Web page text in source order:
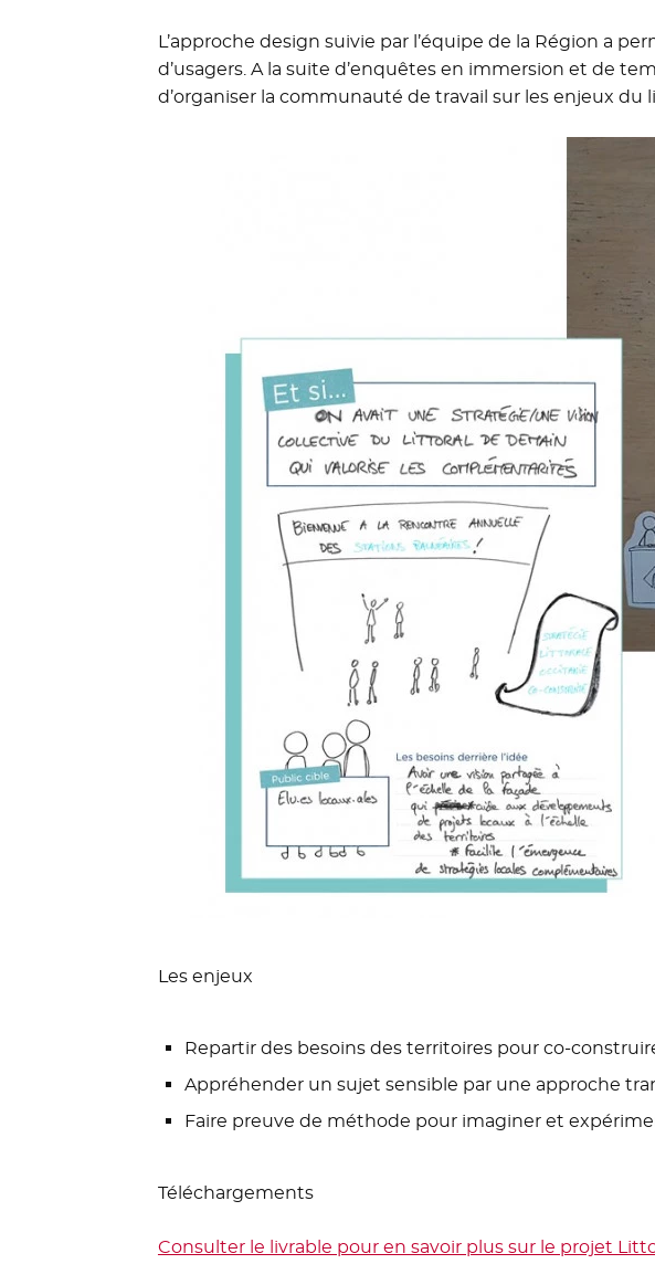
L’approche design suivie par l’équipe de la Région a
d’usagers. A la suite d’enquêtes en immersion et de
d’organiser la communauté de travail sur les enjeux
Les enjeux
Repartir des besoins des territoires pour co-
Appréhender un sujet sensible par une approche
Faire preuve de méthode pour imaginer et
Téléchargements
Consulter le livrable pour en savoir plus sur le projet